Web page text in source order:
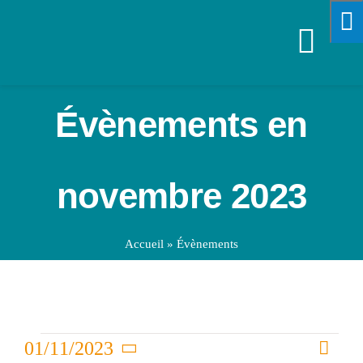
Évènements en
novembre 2023
Accueil » Évènements
Évènements Mois
01/11/2023